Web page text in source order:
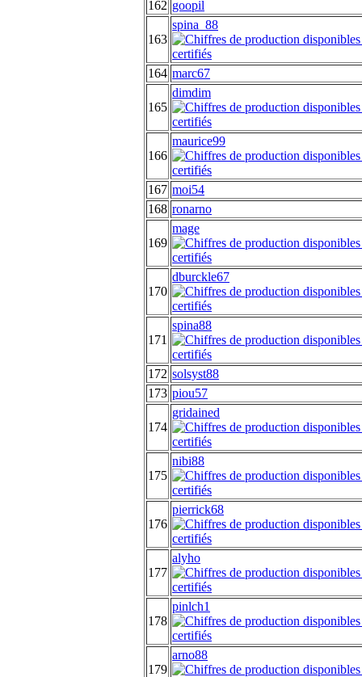
162 goopil
163
spina_88
164 marc67
165
dimdim
166
maurice99
167 moi54
168 ronarno
169
mage
170
dburckle67
171
spina88
172 solsyst88
173 piou57
174
gridained
175
nibi88
176
pierrick68
177
alyho
178
pinlch1
179
arno88